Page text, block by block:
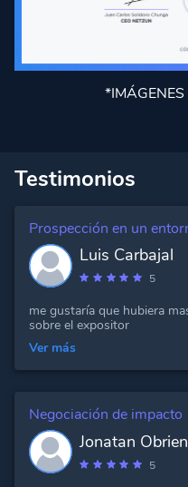
*IMÁGENES
Testimonios
Prospección en un
Luis Carbajal
5
me gustaría que hubiera
sobre el expositor
Ver más
Negociación de impacto
Jonatan Obrien
5